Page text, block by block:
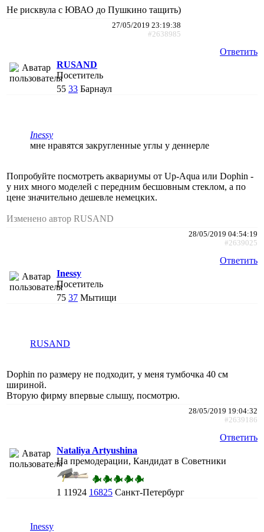
Не рисквула с ЮВАО до Пушкино тащить)
27/05/2019 23:19:38
#2638985
Ответить
RUSAND
Посетитель
55 33 Барнаул
Inessy
мне нравятся закругленные углы у деннерле
Попробуйте посмотреть аквариумы от Up-Aqua или Dophin -
у них много моделей с передним бесшовным стеклом, а по
цене значительно дешевле немецких.
Изменено автор RUSAND
28/05/2019 04:54:19
#2639025
Ответить
Inessy
Посетитель
75 37 Мытищи
RUSAND
Dophin по размеру не подходит, у меня тумбочка 40 см
шириной.
Вторую фирму впервые слышу, посмотрю.
28/05/2019 19:04:32
#2639186
Ответить
Nataliya Artyushina
На премодерации, Кандидат в Советники
1 11924 16825 Санкт-Петербург
Inessy